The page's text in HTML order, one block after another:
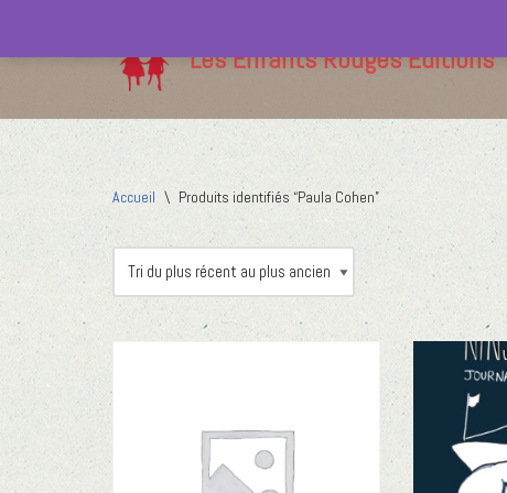
Aller
Les Enfants Rouges Editions
Accueil \ Produits identifiés “Paula Cohen”